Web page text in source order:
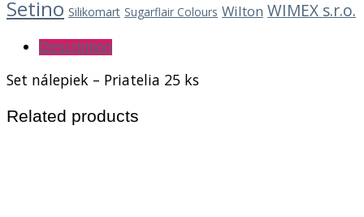
Setino Silikomart Sugarflair Colours Wilton WIMEX s.r.o.
Description
Set nálepiek – Priatelia 25 ks
Related products